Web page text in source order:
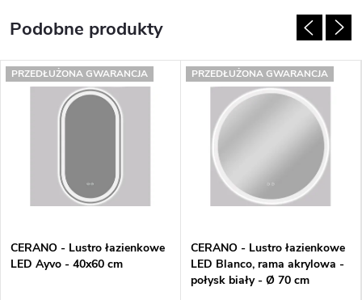
PRZEDŁUŻONA GWARANCJA
CERANO - Lustro łazienkowe
LED Ayvo - 40x60 cm
PRZEDŁUŻONA GWARANCJA
CERANO - Lustro łazienkowe
LED Blanco, rama akrylowa -
połysk biały - Ø 70 cm